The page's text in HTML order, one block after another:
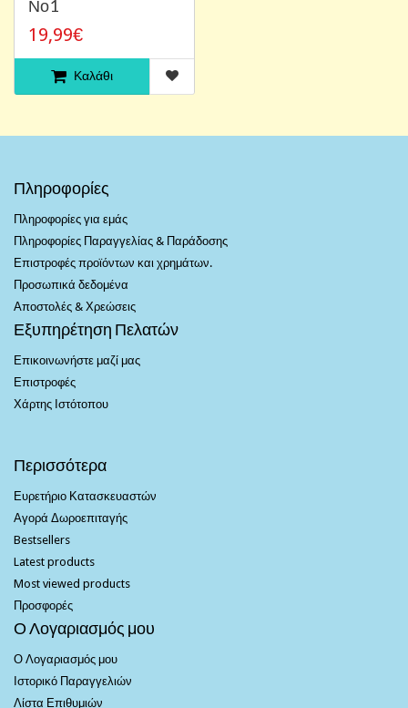
Νο1
19,99€
Καλάθι
Πληροφορίες
Πληροφορίες για εμάς
Πληροφορίες Παραγγελίας & Παράδοσης
Επιστροφές προϊόντων και χρημάτων.
Προσωπικά δεδομένα
Αποστολές & Χρεώσεις
Εξυπηρέτηση Πελατών
Επικοινωνήστε μαζί μας
Επιστροφές
Χάρτης Ιστότοπου
Περισσότερα
Ευρετήριο Κατασκευαστών
Αγορά Δωροεπιταγής
Bestsellers
Latest products
Most viewed products
Προσφορές
Ο Λογαριασμός μου
Ο Λογαριασμός μου
Ιστορικό Παραγγελιών
Λίστα Επιθυμιών